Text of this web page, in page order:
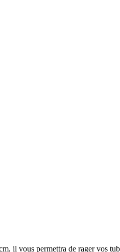
il vous permettra de rager vos